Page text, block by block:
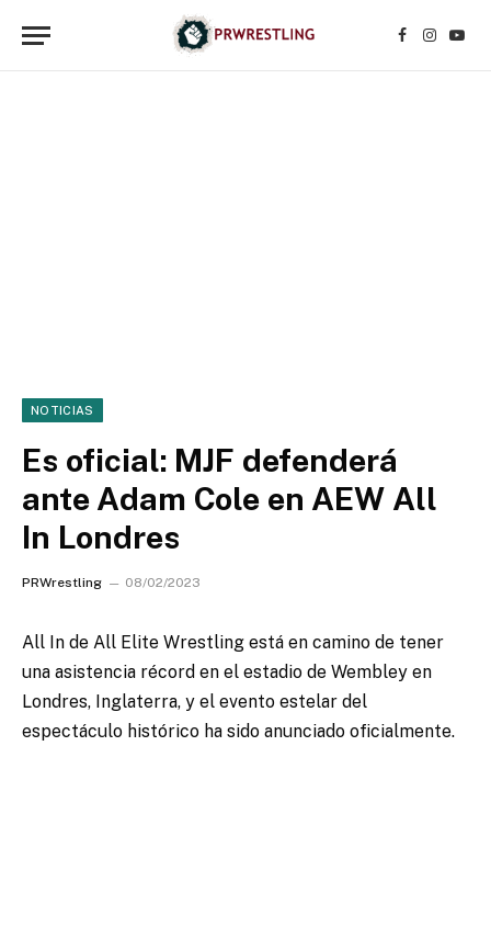
Facebook
NOTICIAS
Es oficial: MJF defenderá
ante Adam Cole en AEW All
In Londres
PRWrestling 08/02/2023
All In de All Elite Wrestling está en camino de tener
una asistencia récord en el estadio de Wembley en
Londres, Inglaterra, y el evento estelar del
espectáculo histórico ha sido anunciado oficialmente.